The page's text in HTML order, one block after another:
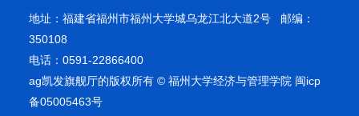
地址：福建省福州市福州大学城乌龙江北大道2号 邮编：
350108
电话：0591-22866400
ag凯发旗舰厅的版权所有 © 福州大学经济与管理学院 闽icp
备05005463号